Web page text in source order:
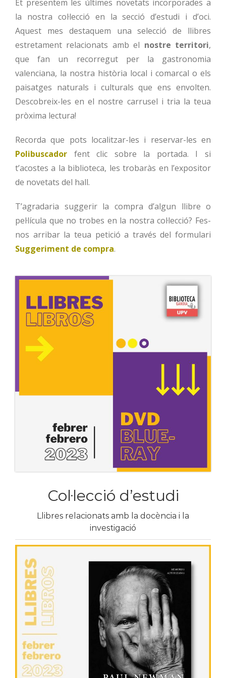
Et presentem les últimes novetats incorporades a
la nostra col·lecció en la secció d’estudi i d’oci.
Aquest mes destaquem una selecció de llibres
estretament relacionats amb el nostre territori,
que fan un recorregut per la gastronomia
valenciana, la nostra història local i comarcal o els
paisatges naturals i culturals que ens envolten.
Descobreix-les en el nostre carrusel i tria la teua
pròxima lectura!
Recorda que pots localitzar-les i reservar-les en
Polibuscador fent clic sobre la portada. I si
t’acostes a la biblioteca, les trobaràs en l’expositor
de novetats del hall.
T’agradaria suggerir la compra d’algun llibre o
pel·lícula que no trobes en la nostra col·lecció? Fes-
nos arribar la teua petició a través del formulari
Suggeriment de compra.
Col·lecció d’estudi
Llibres relacionats amb la docència i la
investigació